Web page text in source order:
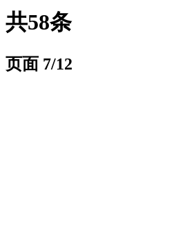
共58条
页面 7/12